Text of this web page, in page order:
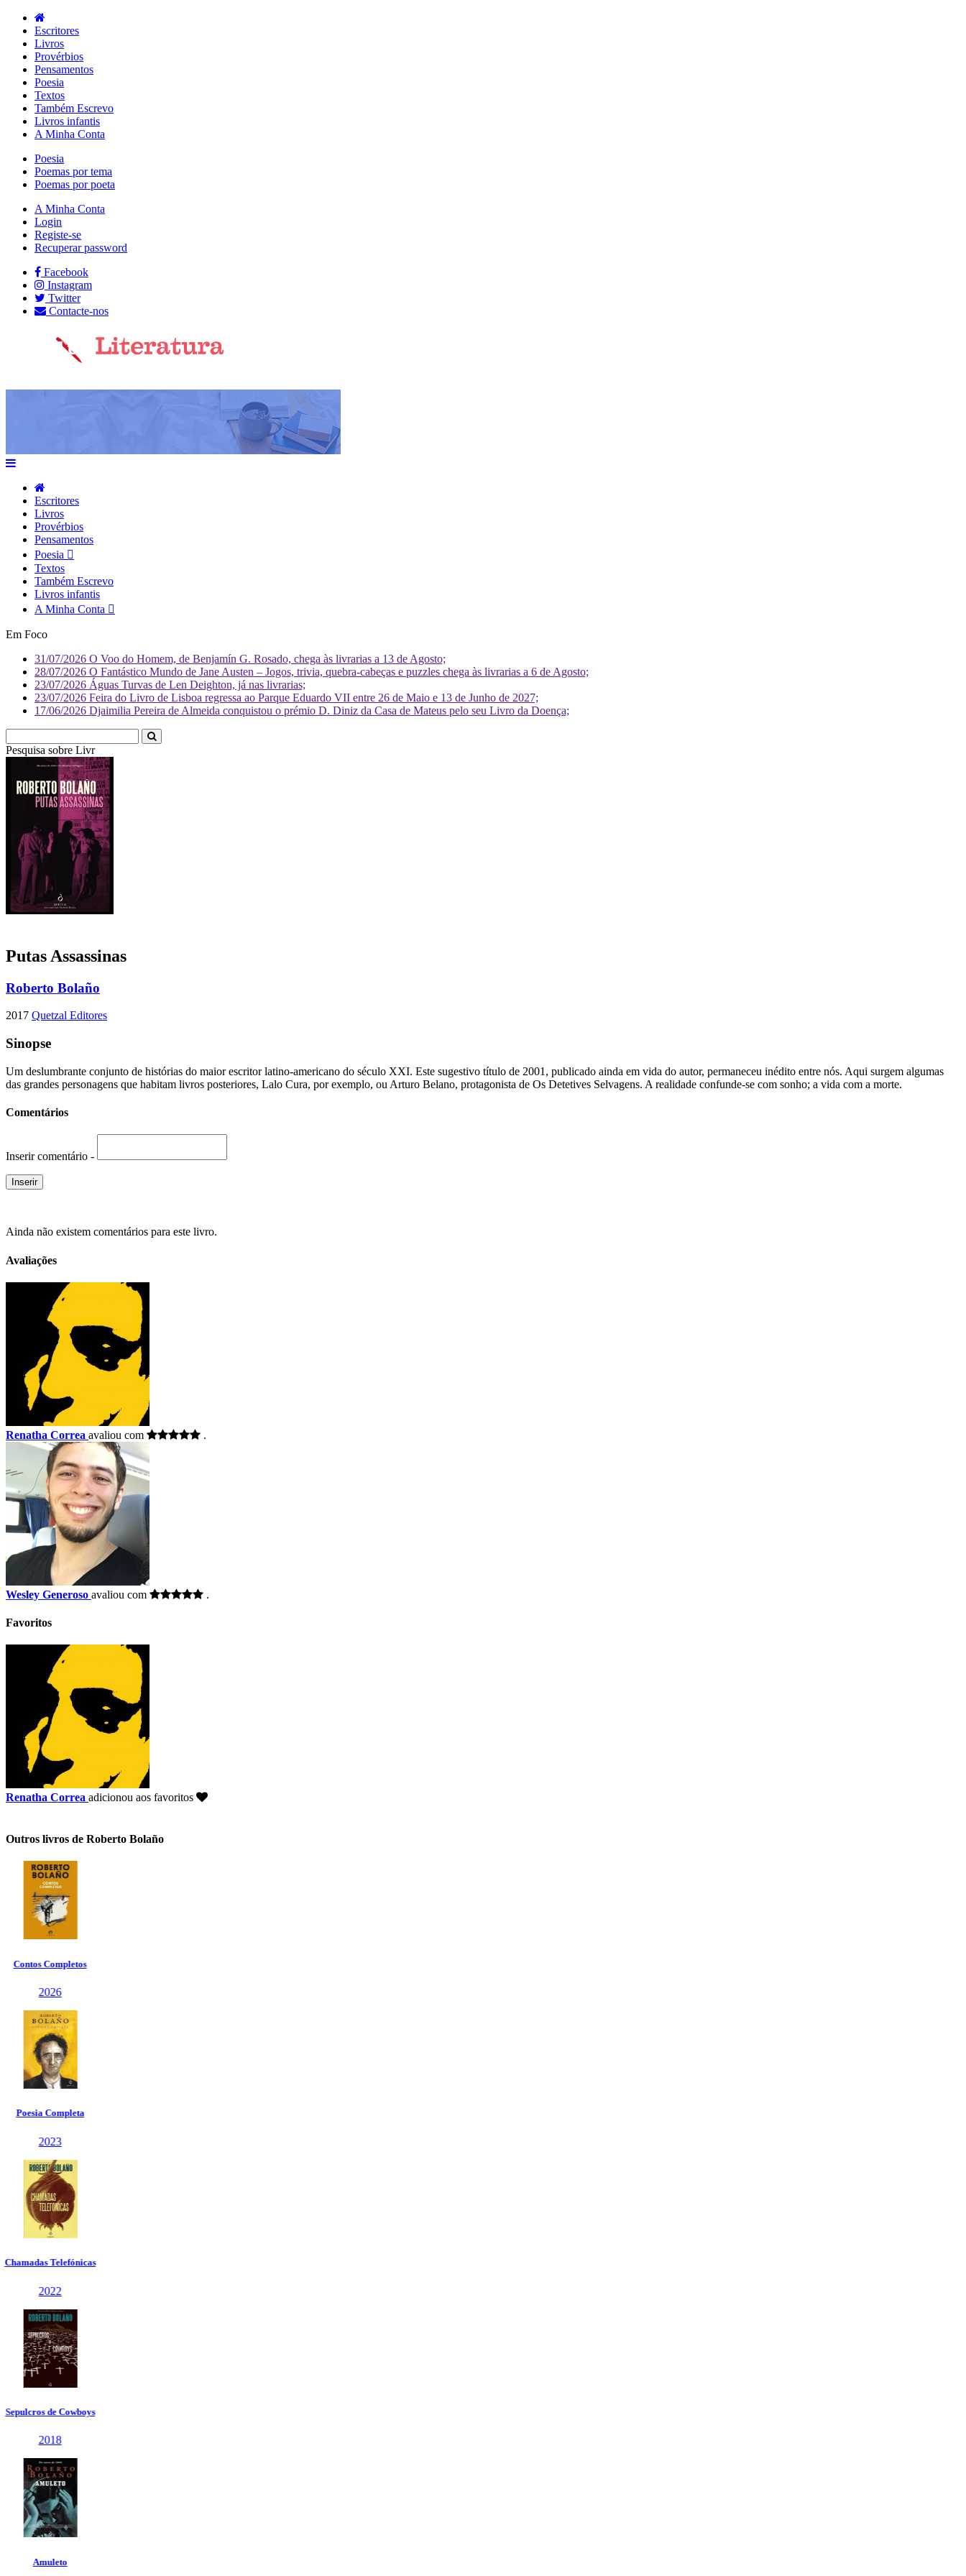
Escritores
Livros
Provérbios
Pensamentos
Poesia
Textos
Também Escrevo
Livros infantis
A Minha Conta
Poesia
Poemas por tema
Poemas por poeta
A Minha Conta
Login
Registe-se
Recuperar password
Facebook
Instagram
Twitter
Contacte-nos
Escritores
Livros
Provérbios
Pensamentos
Poesia
Textos
Também Escrevo
Livros infantis
A Minha Conta
Em Foco
31/07/2026 O Voo do Homem, de Benjamín G. Rosado, chega às livrarias a 13 de Agosto;
28/07/2026 O Fantástico Mundo de Jane Austen – Jogos, trivia, quebra-cabeças e puzzles chega às livrarias a 6 de Agosto;
23/07/2026 Águas Turvas de Len Deighton, já nas livrarias;
23/07/2026 Feira do Livro de Lisboa regressa ao Parque Eduardo VII entre 26 de Maio e 13 de Junho de 2027;
17/06/2026 Djaimilia Pereira de Almeida conquistou o prémio D. Diniz da Casa de Mateus pelo seu Livro da Doença;
Pesquisa sobre
Putas Assassinas
Roberto Bolaño
2017 Quetzal Editores
Sinopse
Um deslumbrante conjunto de histórias do maior escritor latino-americano do século XXI. Este sugestivo título de 2001, publicado ainda em vida do autor, permaneceu inédito entre nós. Aqui surgem algumas
das grandes personagens que habitam livros posteriores, Lalo Cura, por exemplo, ou Arturo Belano, protagonista de Os Detetives Selvagens. A realidade confunde-se com sonho; a vida com a morte.
Comentários
Inserir comentário -
Ainda não existem comentários para este livro.
Avaliações
Renatha Correa avaliou com .
Wesley Generoso avaliou com .
Favoritos
Renatha Correa adicionou aos favoritos
Outros livros de Roberto Bolaño